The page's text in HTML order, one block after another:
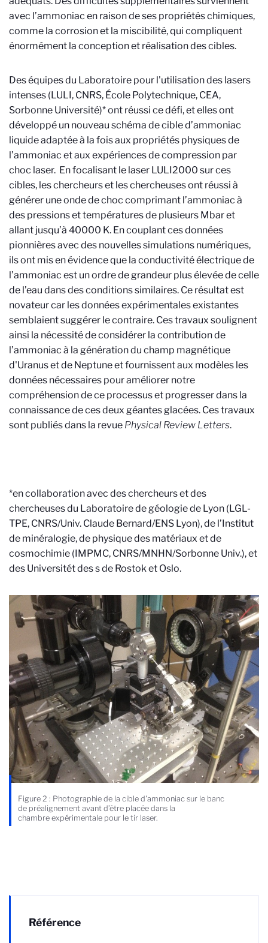
avec l’ammoniac en raison de ses propriétés chimiques,
comme la corrosion et la miscibilité, qui compliquent
énormément la conception et réalisation des cibles.
Des équipes du Laboratoire pour l'utilisation des lasers
intenses (LULI, CNRS, École Polytechnique, CEA,
Sorbonne Université)* ont réussi ce défi, et elles ont
développé un nouveau schéma de cible d’ammoniac
liquide adaptée à la fois aux propriétés physiques de
l’ammoniac et aux expériences de compression par
choc laser. En focalisant le laser LULI2000 sur ces
cibles, les chercheurs et les chercheuses ont réussi à
générer une onde de choc comprimant l’ammoniac à
des pressions et températures de plusieurs Mbar et
allant jusqu’à 40000 K. En couplant ces données
pionnières avec des nouvelles simulations numériques,
ils ont mis en évidence que la conductivité électrique de
l’ammoniac est un ordre de grandeur plus élevée de celle
de l’eau dans des conditions similaires. Ce résultat est
novateur car les données expérimentales existantes
semblaient suggérer le contraire. Ces travaux soulignent
ainsi la nécessité de considérer la contribution de
l’ammoniac à la génération du champ magnétique
d'Uranus et de Neptune et fournissent aux modèles les
données nécessaires pour améliorer notre
compréhension de ce processus et progresser dans la
connaissance de ces deux géantes glacées. Ces travaux
sont publiés dans la revue Physical Review Letters.
*en collaboration avec des chercheurs et des
chercheuses du Laboratoire de géologie de Lyon (LGL-
TPE, CNRS/Univ. Claude Bernard/ENS Lyon), de l’Institut
de minéralogie, de physique des matériaux et de
cosmochimie (IMPMC, CNRS/MNHN/Sorbonne Univ.), et
des Universitét des s de Rostok et Oslo.
Figure 2 : Photographie de la cible d'ammoniac sur le banc
de préalignement avant d’être placée dans la
chambre expérimentale pour le tir laser.
Référence